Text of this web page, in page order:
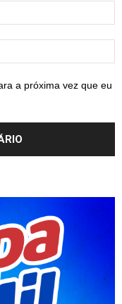
a próxima vez que eu